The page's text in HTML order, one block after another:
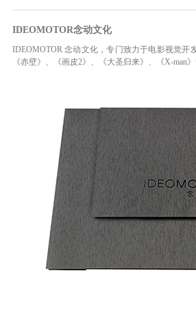
IDEOMOTOR念动文化
IDEOMOTOR 念动文化，专门致力于电影视觉
《赤壁》、《画皮2》、《大圣归来》、《X-man